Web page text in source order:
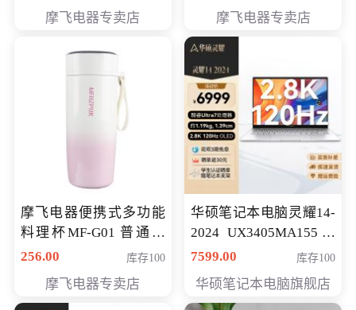
摩飞电器专卖店 摩飞电器专卖店
摩飞电器便携式多功能
料理杯MF-G01 普通会
员专享价格118元
256.00 库存100
摩飞电器专卖店
华硕笔记本电脑灵耀14-
2024 UX3405MA155冰
川银 oled 智慧轻薄本 会
7599.00 库存100
华硕笔记本电脑旗舰店